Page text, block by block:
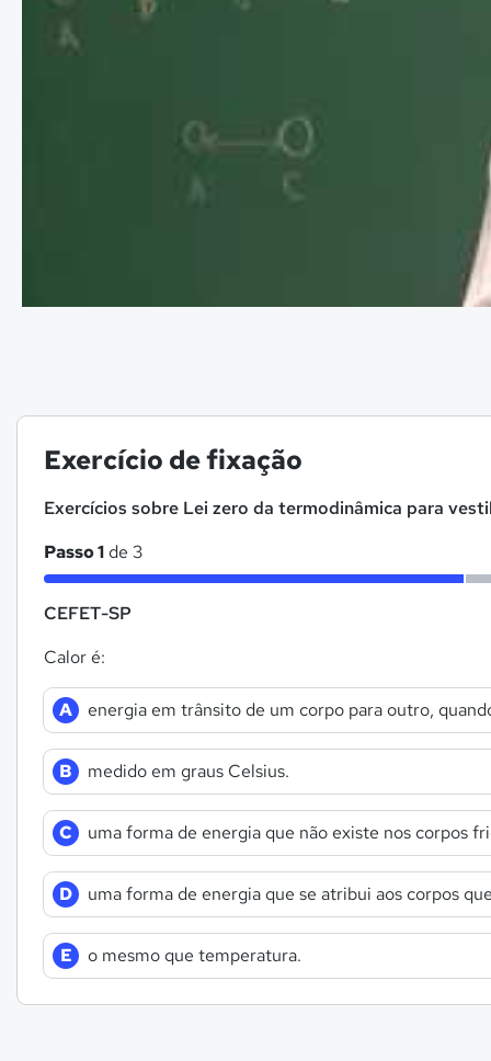
Exercício de fixação
Exercícios sobre Lei zero da termodinâmica para
Passo 1de 3
CEFET-SP
Calor é:
A energia em trânsito de um corpo para outro,
B medido em graus Celsius.
C uma forma de energia que não existe nos corpos
D uma forma de energia que se atribui aos corpos
E o mesmo que temperatura.